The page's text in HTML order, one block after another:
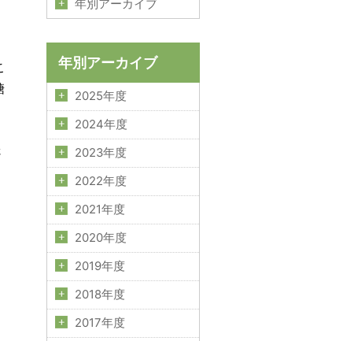
年別アーカイブ
年別アーカイブ
2025年度
2024年度
2023年度
2022年度
2021年度
2020年度
2019年度
2018年度
2017年度